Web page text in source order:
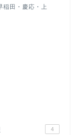
稲田・慶応・上
4